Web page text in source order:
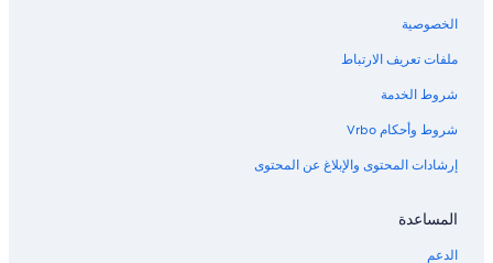
الخصوصية
ملفات تعريف الارتباط
شروط الخدمة
شروط وأحكام Vrbo
إرشادات المحتوى والإبلاغ عن المحتوى
المساعدة
الدعم